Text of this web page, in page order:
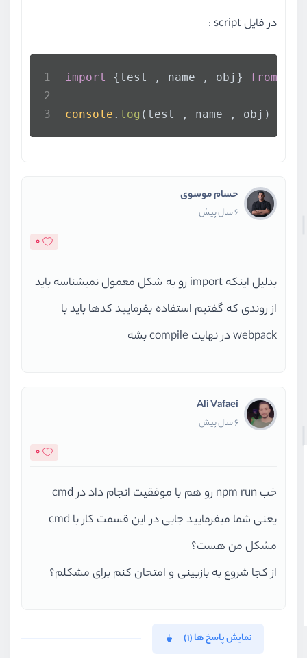
در فایل script :
import {test , name , obj} from
console . log (test , name , obj)
حسام موسوی
6 سال پیش
0
بدلیل اینکه import رو به شکل معمول نمیشناسه باید
از روندی که گفتیم استفاده بفرمایید کدها باید با
webpack در نهایت compile بشه
Ali Vafaei
6 سال پیش
0
خب npm run رو هم با موفقیت انجام داد در cmd
یعنی شما میفرمایید جایی در این قسمت کار با cmd
مشکل من هست؟
از کجا شروع به بازبینی و امتحان کنم برای مشکلم؟
نمایش پاسخ ها (1)